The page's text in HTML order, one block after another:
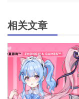
相关文章